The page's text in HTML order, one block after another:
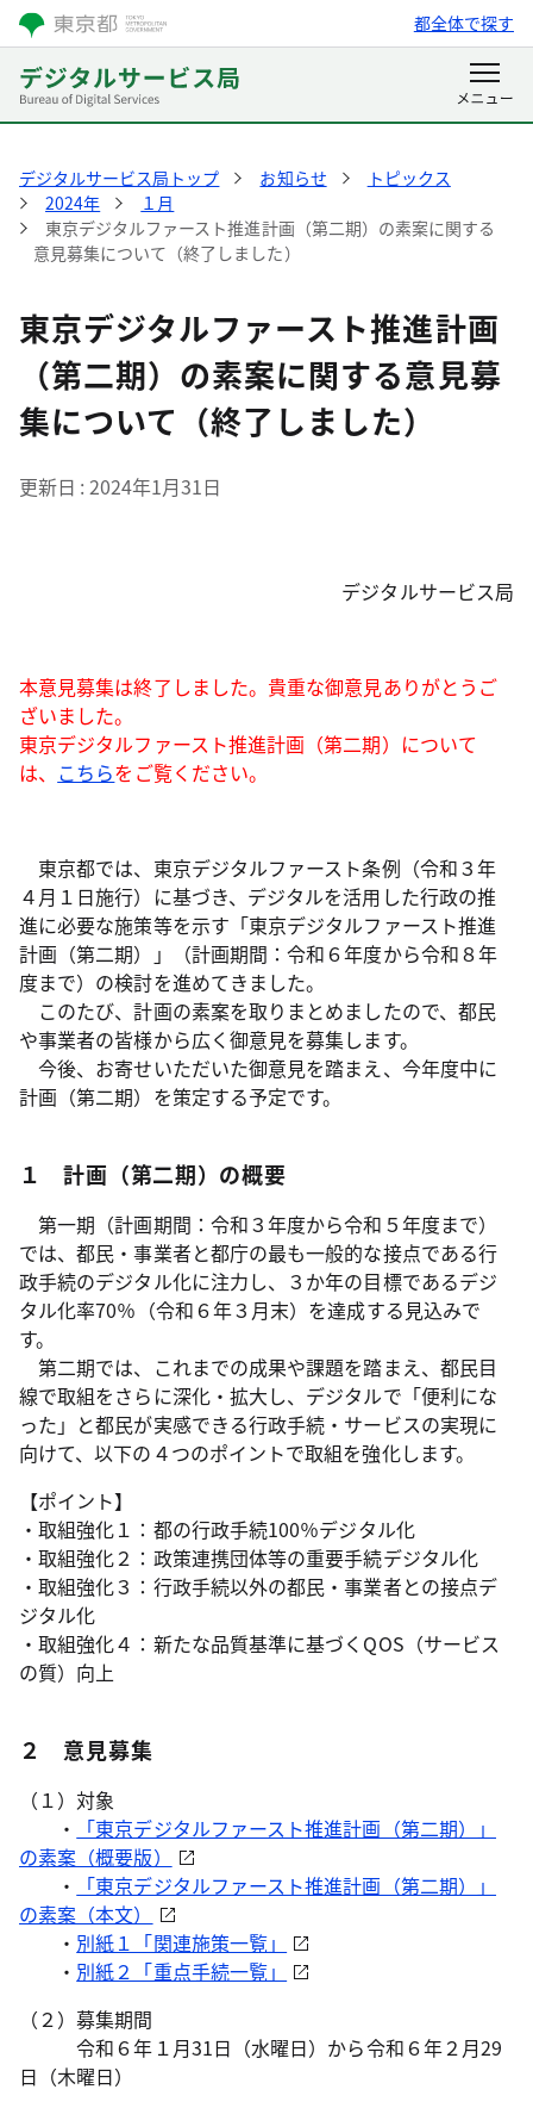
都全体で探す
デジタルサービス局トップ お知らせ
トピックス
2024年
１月
東京デジタルファースト推進計画（第二期）の素案に関する
意見募集について（終了しました）
東京デジタルファースト推進計画
（第二期）の素案に関する意見募
集について（終了しました）
更新日 2024年1月31日
デジタルサービス局
本意見募集は終了しました。貴重な御意見ありがとうご
ざいました。
東京デジタルファースト推進計画（第二期）について
は、 こちらをご覧ください。
東京都では、東京デジタルファースト条例（令和３年
４月１日施行）に基づき、デジタルを活用した行政の推
進に必要な施策等を示す「東京デジタルファースト推進
計画（第二期）」（計画期間：令和６年度から令和８年
度まで）の検討を進めてきました。
このたび、計画の素案を取りまとめましたので、都民
や事業者の皆様から広く御意見を募集します。
今後、お寄せいただいた御意見を踏まえ、今年度中に
計画（第二期）を策定する予定です。
１ 計画（第二期）の概要
第一期（計画期間：令和３年度から令和５年度まで）
では、都民・事業者と都庁の最も一般的な接点である行
政手続のデジタル化に注力し、３か年の目標であるデジ
タル化率70％（令和６年３月末）を達成する見込みで
す。
第二期では、これまでの成果や課題を踏まえ、都民目
線で取組をさらに深化・拡大し、デジタルで「便利にな
った」と都民が実感できる行政手続・サービスの実現に
向けて、以下の４つのポイントで取組を強化します。
【ポイント】
・取組強化１：都の行政手続100％デジタル化
・取組強化２：政策連携団体等の重要手続デジタル化
・取組強化３：行政手続以外の都民・事業者との接点デ
ジタル化
・取組強化４：新たな品質基準に基づくQOS（サービス
の質）向上
２ 意見募集
（１）対象
・
「東京デジタルファースト推進計画（第二期）」
の素案（概要版）
・
「東京デジタルファースト推進計画（第二期）」
の素案（本文）
・ 別紙１「関連施策一覧」
・ 別紙２「重点手続一覧」
（２）募集期間
令和６年１月31日（水曜日）から令和６年２月29
日（木曜日）